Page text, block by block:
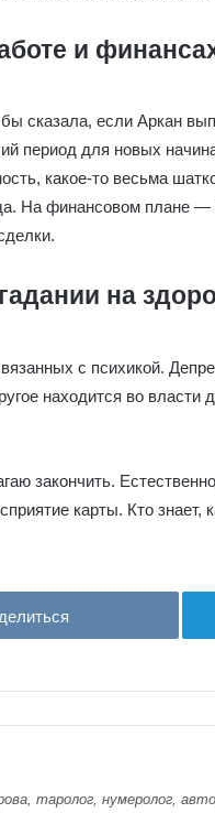
и
сказала, если Аркан
период для новых
какое-то весьма
На финансовом плане —
на
с психикой.
находится во власти
закончить.
карты. Кто
таролог, нумеролог,